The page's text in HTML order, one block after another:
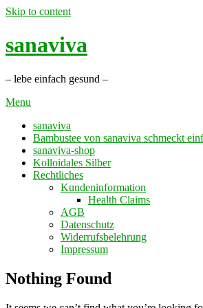
Skip to content
sanaviva
– lebe einfach gesund –
Menu
sanaviva
Bambustee von sanaviva schmeckt
sanaviva-shop
Kolloidales Silber
Rechtliches
Kundeninformation
Health Claims
AGB
Datenschutz
Widerrufsbelehrung
Impressum
Nothing Found